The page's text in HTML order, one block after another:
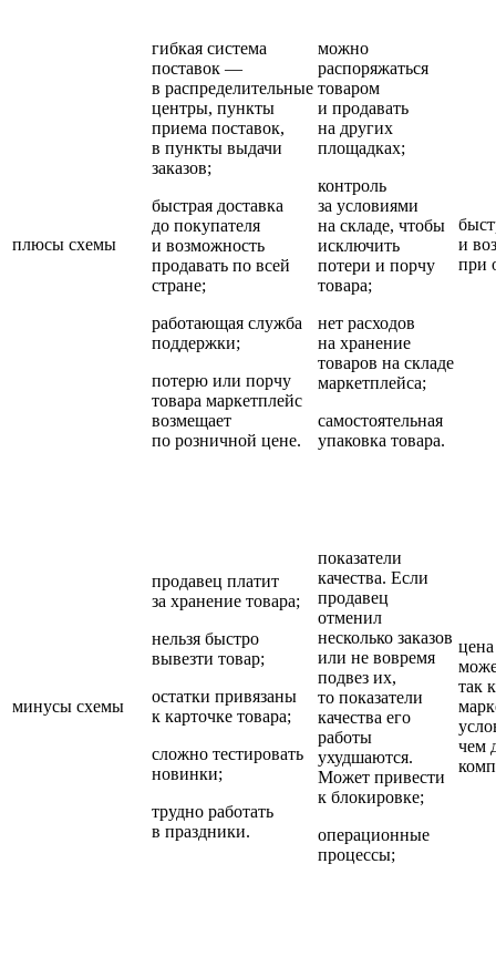
плюсы схемы
гибкая система
поставок —
в распределительные
центры, пункты
приема поставок,
в пункты выдачи
заказов;
быстрая доставка
до покупателя
и возможность
продавать по всей
стране;
работающая служба
поддержки;
потерю или порчу
товара маркетплейс
возмещает
по розничной цене.
можно
распоряжаться
товаром
и продавать
на других
площадках;
контроль
за условиями
на складе, чтобы
исключить
потери и порчу
товара;
нет расходов
на хранение
товаров на складе
маркетплейса;
самостоятельная
упаковка товара.
и
при
минусы схемы
продавец платит
за хранение товара;
нельзя быстро
вывезти товар;
остатки привязаны
к карточке товара;
сложно тестировать
новинки;
трудно работать
в праздники.
показатели
качества. Если
продавец
отменил
несколько заказов
или не вовремя
подвез их,
то показатели
качества его
работы
ухудшаются.
Может привести
к блокировке;
операционные
процессы;
так
чем